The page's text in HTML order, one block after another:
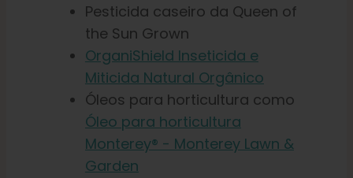
Pesticida caseiro da Queen of
the Sun Grown
OrganiShield Inseticida e
Miticida Natural Orgânico
Óleos para horticultura como
Óleo para horticultura
Monterey® - Monterey Lawn &
Garden